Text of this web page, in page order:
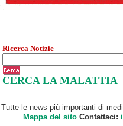
Ricerca Notizie
CERCA LA MALATTIA
Tutte le news più importanti di
Mappa del sitoContattaci: